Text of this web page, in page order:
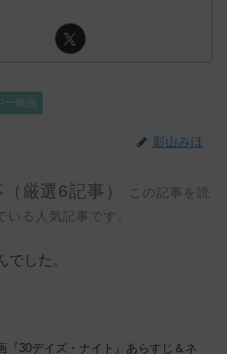
ー映画
影山みほ
厳選6記事）
この記事を読
る人気記事です。
でした。
『30デイズ・ナイト』あらすじ＆ネ